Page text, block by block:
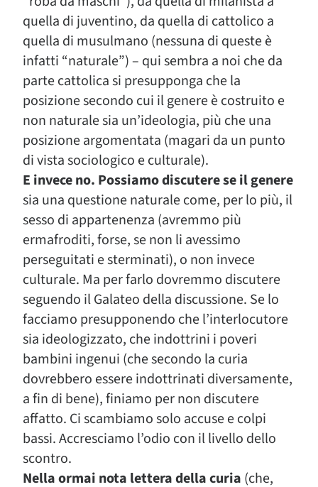
quella di juventino, da quella di cattolico a
quella di musulmano (nessuna di queste è
infatti “naturale”) – qui sembra a noi che da
parte cattolica si presupponga che la
posizione secondo cui il genere è costruito e
non naturale sia un’ideologia, più che una
posizione argomentata (magari da un punto
di vista sociologico e culturale).
E invece no. Possiamo discutere se il genere
sia una questione naturale come, per lo più, il
sesso di appartenenza (avremmo più
ermafroditi, forse, se non li avessimo
perseguitati e sterminati), o non invece
culturale. Ma per farlo dovremmo discutere
seguendo il Galateo della discussione. Se lo
facciamo presupponendo che l’interlocutore
sia ideologizzato, che indottrini i poveri
bambini ingenui (che secondo la curia
dovrebbero essere indottrinati diversamente,
a fin di bene), finiamo per non discutere
affatto. Ci scambiamo solo accuse e colpi
bassi. Accresciamo l’odio con il livello dello
scontro.
Nella ormai nota lettera della curia (che,